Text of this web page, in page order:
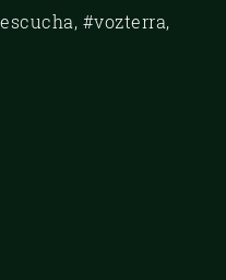
#vozterra,